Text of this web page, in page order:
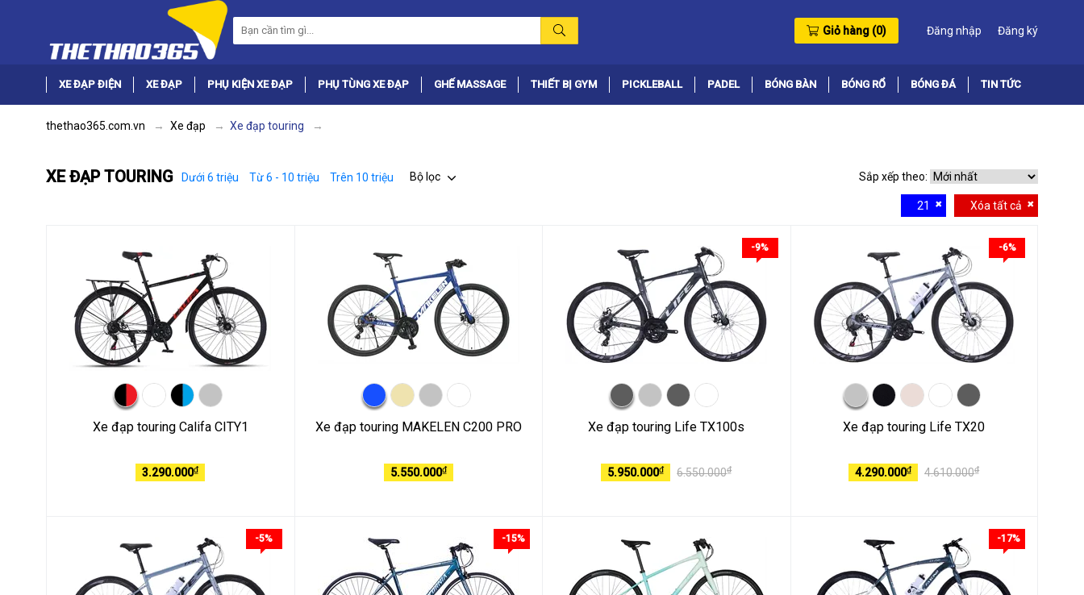
Giỏ hàng (0) Đăng nhập Đăng ký
XE ĐẠP ĐIỆN XE ĐẠP PHỤ KIỆN XE ĐẠP PHỤ TÙNG XE ĐẠP GHẾ MASSAGE THIẾT BỊ GYM PICKLEBALL PADEL BÓNG BÀN BÓNG RỔ BÓNG ĐÁ TIN TỨC
thethao365.com.vn Xe đạp Xe đạp touring
XE ĐẠP TOURING Dưới 6 triệu Từ 6 - 10 triệu Trên 10 triệu Bộ lọc Sắp xếp theo:
21 Xóa tất cả
Xe đạp touring Califa CITY1
3.290.000₫
Xe đạp touring MAKELEN C200 PRO
5.550.000₫
-9%
Xe đạp touring Life TX100s
5.950.000₫ 6.550.000₫
-6%
Xe đạp touring Life TX20
4.290.000₫ 4.610.000₫
-5% -15% -17%